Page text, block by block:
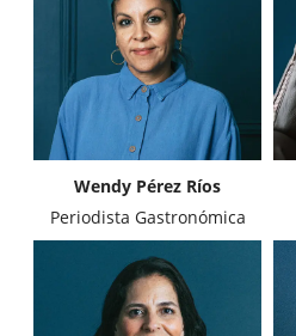
Wendy Pérez Ríos
Periodista Gastronómica